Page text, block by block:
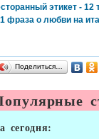
этикет -
фраза о любви на
Поделиться…
сегодня: